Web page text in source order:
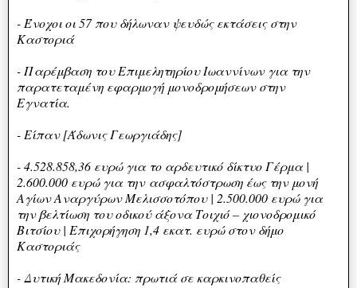
- Ένοχοι οι 57 που δήλωναν ψευδώς εκτάσεις στην
Καστοριά
- Παρέμβαση του Επιμελητηρίου Ιωαννίνων για την
παρατεταμένη εφαρμογή μονοδρομήσεων στην
Εγνατία.
- Είπαν [Άδωνις Γεωργιάδης]
- 4.528.858,36 ευρώ για το αρδευτικό δίκτυο Γέρμα |
2.600.000 ευρώ για την ασφαλτόστρωση έως την μονή
Αγίων Αναργύρων Μελισσοτόπου | 2.500.000 ευρώ για
την βελτίωση του οδικού άξονα Τοιχιό – χιονοδρομικό
Βιτσίου | Επιχορήγηση 1,4 εκατ. ευρώ στον δήμο
Καστοριάς
- Δυτική Μακεδονία: πρωτιά σε καρκινοπαθείς